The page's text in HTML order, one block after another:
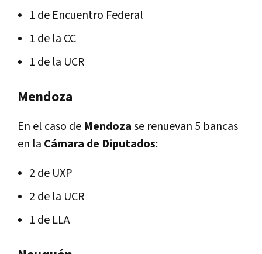
1 de Encuentro Federal
1 de la CC
1 de la UCR
Mendoza
En el caso de Mendozase renuevan 5 bancas
en la Cámara de Diputados:
2 de UXP
2 de la UCR
1 de LLA